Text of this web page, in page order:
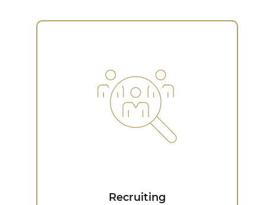
Recruiting